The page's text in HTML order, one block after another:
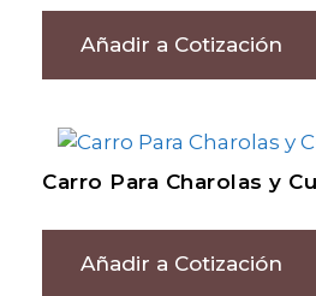
Añadir a Cotización
Carro Para Charolas y
Añadir a Cotización